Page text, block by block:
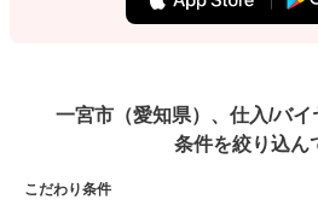
一宮市（愛知県）、仕入/バイ
条件を絞り込ん
こだわり条件